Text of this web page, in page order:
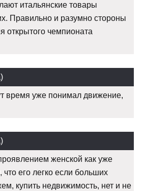
итальянские товары
Правильно и разумно стороны
открытого чемпионата
время уже понимал движение,
женской как уже
что его легко если больших
купить недвижимость, нет и не